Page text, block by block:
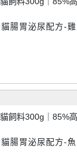
腸胃泌尿配方-
飼料300g｜85%
腸胃泌尿配方-